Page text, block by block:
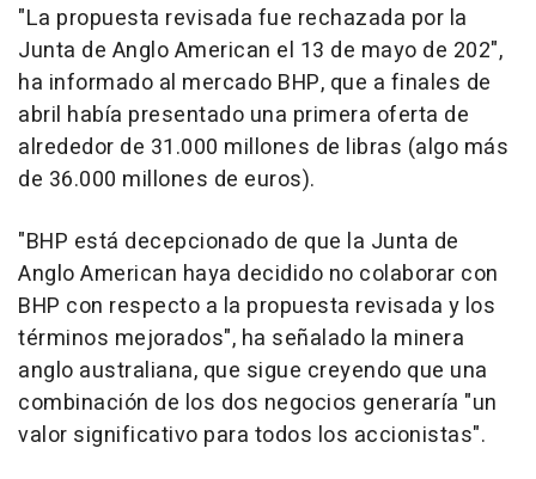
"La propuesta revisada fue rechazada por la
Junta de Anglo American el 13 de mayo de 202",
ha informado al mercado BHP, que a finales de
abril había presentado una primera oferta de
alrededor de 31.000 millones de libras (algo más
de 36.000 millones de euros).
"BHP está decepcionado de que la Junta de
Anglo American haya decidido no colaborar con
BHP con respecto a la propuesta revisada y los
términos mejorados", ha señalado la minera
anglo australiana, que sigue creyendo que una
combinación de los dos negocios generaría "un
valor significativo para todos los accionistas".